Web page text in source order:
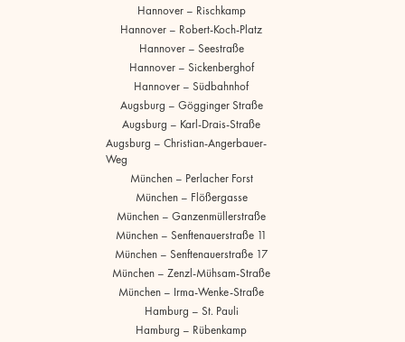
Hannover – Rischkamp
Hannover – Robert-Koch-Platz
Hannover – Seestraße
Hannover – Sickenberghof
Hannover – Südbahnhof
Augsburg – Gögginger Straße
Augsburg – Karl-Drais-Straße
Augsburg – Christian-Angerbauer-
Weg
München – Perlacher Forst
München – Flößergasse
München – Ganzenmüllerstraße
München – Senftenauerstraße 11
München – Senftenauerstraße 17
München – Zenzl-Mühsam-Straße
München – Irma-Wenke-Straße
Hamburg – St. Pauli
Hamburg – Rübenkamp